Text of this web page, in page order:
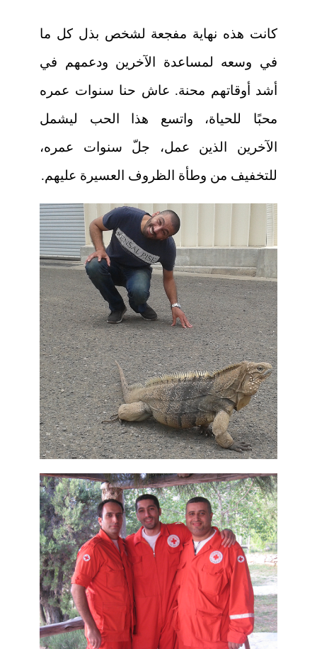
كانت هذه نهاية مفجعة لشخص بذل كل ما
في وسعه لمساعدة الآخرين ودعمهم في
أشد أوقاتهم محنة. عاش حنا سنوات عمره
محبًا للحياة، واتسع هذا الحب ليشمل
الآخرين الذين عمل، جلّ سنوات عمره،
للتخفيف من وطأة الظروف العسيرة عليهم.